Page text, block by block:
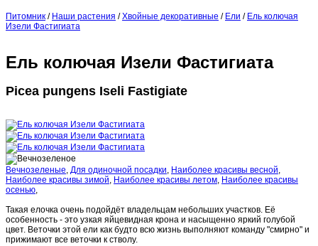
Питомник / Наши растения /Хвойные декоративные / Ели / Ель колючая
Изели Фастигиата
Ель колючая Изели Фастигиата
Picea pungens Iseli Fastigiate
Вечнозеленые, Для одиночной посадки, Наиболее красивы весной,
Наиболее красивы зимой, Наиболее красивы летом, Наиболее красивы
осенью,
Такая елочка очень подойдёт владельцам небольших участков. Её
особенность - это узкая яйцевидная крона и насыщенно яркий голубой
цвет. Веточки этой ели как будто всю жизнь выполняют команду "смирно" и
прижимают все веточки к стволу.